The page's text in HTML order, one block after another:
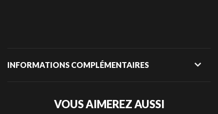
INFORMATIONS COMPLÉMENTAIRES
VOUS AIMEREZ AUSSI